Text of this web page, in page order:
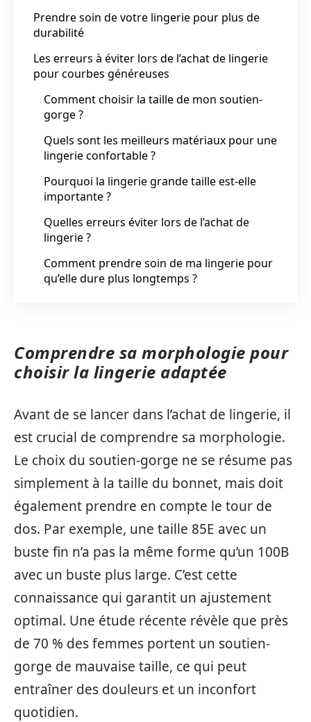
Prendre soin de votre lingerie pour plus de
durabilité
Les erreurs à éviter lors de l’achat de lingerie
pour courbes généreuses
Comment choisir la taille de mon soutien-
gorge ?
Quels sont les meilleurs matériaux pour une
lingerie confortable ?
Pourquoi la lingerie grande taille est-elle
importante ?
Quelles erreurs éviter lors de l’achat de
lingerie ?
Comment prendre soin de ma lingerie pour
qu’elle dure plus longtemps ?
Comprendre sa morphologie pour
choisir la lingerie adaptée
Avant de se lancer dans l’achat de lingerie, il
est crucial de comprendre sa morphologie.
Le choix du soutien-gorge ne se résume pas
simplement à la taille du bonnet, mais doit
également prendre en compte le tour de
dos. Par exemple, une taille 85E avec un
buste fin n’a pas la même forme qu’un 100B
avec un buste plus large. C’est cette
connaissance qui garantit un ajustement
optimal. Une étude récente révèle que près
de 70 % des femmes portent un soutien-
gorge de mauvaise taille, ce qui peut
entraîner des douleurs et un inconfort
quotidien.